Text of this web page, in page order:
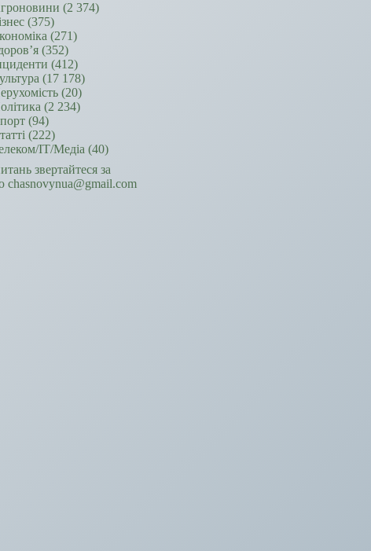
(2 374)
(375)
(271)
(352)
(412)
(17 178)
(20)
(2 234)
(94)
(222)
ІТ/Медіа (40)
звертайтеся за
chasnovynua@gmail.com